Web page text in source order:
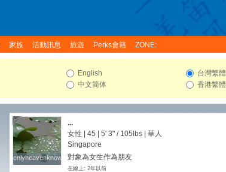
家族 活動訊息 旅遊 Perks會籍 ZONE:
English
中文简体
台灣繁體
香港繁體
onlyheavenknows
onlyheavenknows
...
女性 | 45 | 5' 3" / 105lbs | 華人
Singapore
對象為女生作為朋友
在線上: 2年以前